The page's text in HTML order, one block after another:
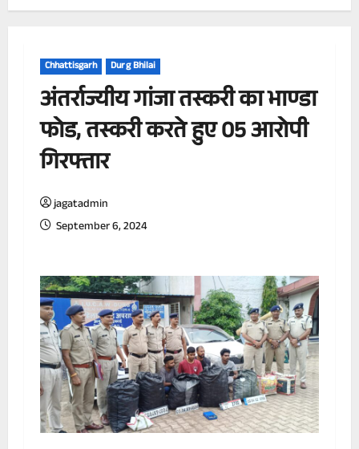
Chhattisgarh Durg Bhilai
अंतर्राज्यीय गांजा तस्करी का भाण्डा
फोड, तस्करी करते हुए 05 आरोपी
गिरफ्तार
jagatadmin
September 6, 2024